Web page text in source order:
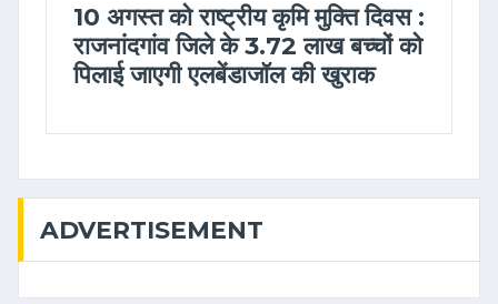
10 अगस्त को राष्ट्रीय कृमि मुक्ति दिवस :
राजनांदगांव जिले के 3.72 लाख बच्चों को
पिलाई जाएगी एलबेंडाजॉल की खुराक
ADVERTISEMENT